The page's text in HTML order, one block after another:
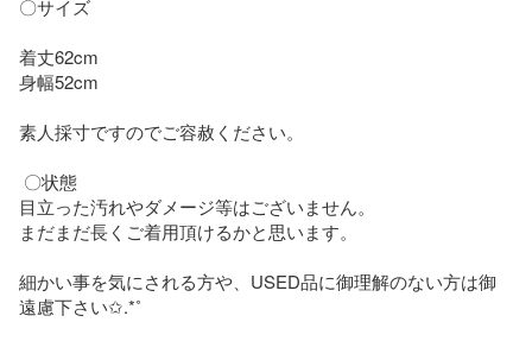
〇サイズ
着丈62cm
身幅52cm
素人採寸ですのでご容赦ください。
目立った汚れやダメージ等はございません。
まだまだ長くご着用頂けるかと思います。
細かい事を気にされる方や、USED品に御理解のない方は御
遠慮下さい✩.*˚